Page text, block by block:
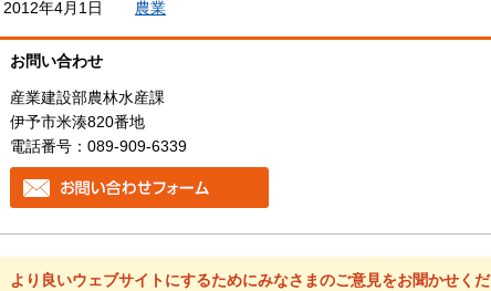
2012年4月1日 農業
お問い合わせ
産業建設部農林水産課
伊予市米湊820番地
電話番号：089-909-6339
より良いウェブサイトにするためにみなさまのご意見をお聞かせく